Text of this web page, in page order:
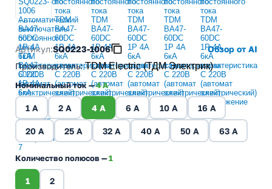
Артикул:SQ0223-1006
Обзор от AI
Производитель:TDM Electric (ТДМ Электрик)
Номинальный ток —4 A
1 A 2 A 4 A 6 A 10 A 16 A
20 A 25 A 32 A 40 A 50 A 63 A
Количество полюсов —1
1 2